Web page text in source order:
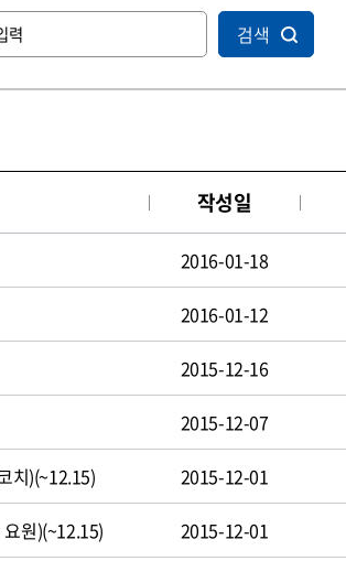
검색
작성일
2016-01-18
2016-01-12
2015-12-16
2015-12-07
치)(~12.15) 2015-12-01
원)(~12.15) 2015-12-01